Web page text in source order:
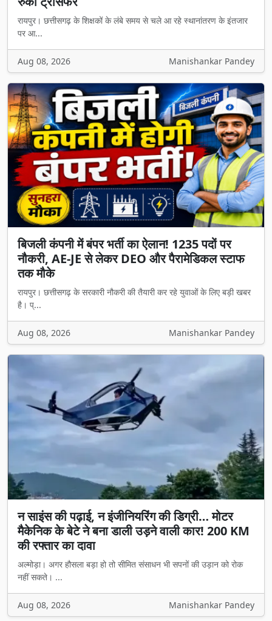
रायपुर। छत्तीसगढ़ के शिक्षकों के लंबे समय से चले आ रहे स्थानांतरण के इंतजार
पर आ...
Aug 08, 2026 Manishankar Pandey
बिजली कंपनी में बंपर भर्ती का ऐलान! 1235 पदों पर
नौकरी, AE-JE से लेकर DEO और पैरामेडिकल स्टाफ
तक मौके
रायपुर। छत्तीसगढ़ के सरकारी नौकरी की तैयारी कर रहे युवाओं के लिए बड़ी खबर
है। प्...
Aug 08, 2026 Manishankar Pandey
न साइंस की पढ़ाई, न इंजीनियरिंग की डिग्री… मोटर
मैकेनिक के बेटे ने बना डाली उड़ने वाली कार! 200 KM
की रफ्तार का दावा
अल्मोड़ा। अगर हौसला बड़ा हो तो सीमित संसाधन भी सपनों की उड़ान को रोक
नहीं सकते। ...
Aug 08, 2026 Manishankar Pandey